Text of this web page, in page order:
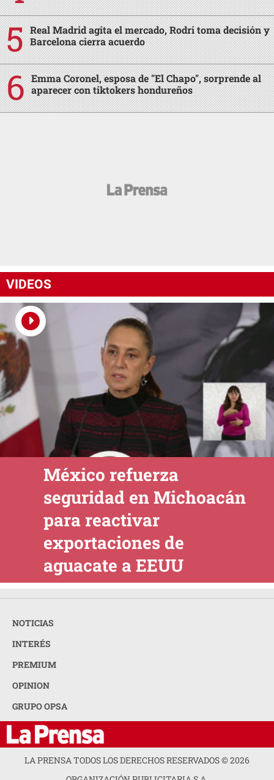
Real Madrid agita el mercado, Rodri toma decisión y
Barcelona cierra acuerdo
Emma Coronel, esposa de "El Chapo", sorprende al
aparecer con tiktokers hondureños
VIDEOS
México refuerza
seguridad en Michoacán
para reactivar
exportaciones de
aguacate a EEUU
NOTICIAS
INTERÉS
PREMIUM
OPINION
GRUPO OPSA
LA PRENSA TODOS LOS DERECHOS RESERVADOS ©2026